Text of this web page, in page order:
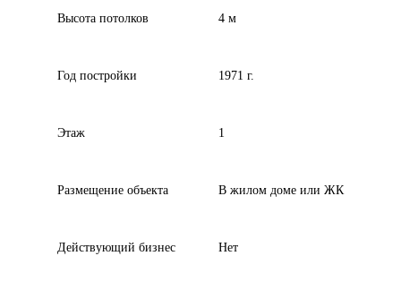
Высота потолков 4 м
Год постройки 1971 г.
Этаж 1
Размещение объекта В жилом доме или ЖК
Действующий бизнес Нет